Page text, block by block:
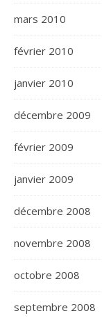
mars 2010
février 2010
janvier 2010
décembre 2009
février 2009
janvier 2009
décembre 2008
novembre 2008
octobre 2008
septembre 2008